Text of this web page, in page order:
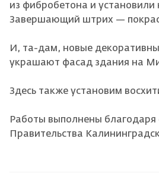
из фибробетона и установили
Завершающий штрих —
И, та-дам, новые
украшают фасад здания на
Здесь также установим
Работы выполнены благодаря
Правительства